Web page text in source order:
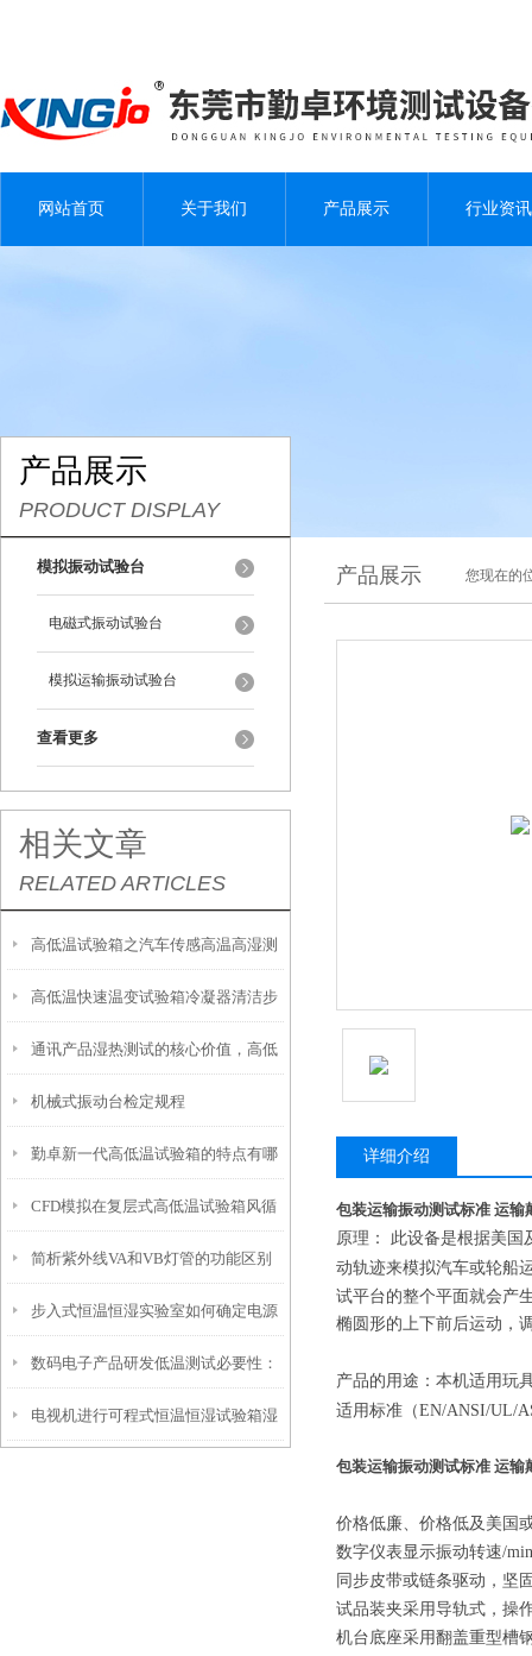
网站首页 关于我们 产品展示 行业资讯
产品展示
PRODUCT DISPLAY
模拟振动试验台
电磁式振动试验台
模拟运输振动试验台
查看更多
相关文章
RELATED ARTICLES
高低温试验箱之汽车传感高温高湿测
试设备的选择
高低温快速温变试验箱冷凝器清洁步
骤
通讯产品湿热测试的核心价值，高低
温湿热试验箱保驾护航
机械式振动台检定规程
勤卓新一代高低温试验箱的特点有哪
些？
CFD模拟在复层式高低温试验箱风循
环系统中的作用
简析紫外线VA和VB灯管的功能区别
步入式恒温恒湿实验室如何确定电源
是否合适
数码电子产品研发低温测试必要性：
高低温试验箱的检测应用价值
电视机进行可程式恒温恒湿试验箱湿
产品展示 您现在的
详细介绍
包装运输振动测试标准 运输
原理： 此设备是根据美国
动轨迹来模拟汽车或轮船
试平台的整个平面就会产
椭圆形的上下前后运动，
产品的用途：本机适用玩
适用标准（EN/ANSI/UL/
包装运输振动测试标准 运输
价格低廉、价格低及美国
数字仪表显示振动转速/min
同步皮带或链条驱动，坚
试品装夹采用导轨式，操
机台底座采用翻盖重型槽